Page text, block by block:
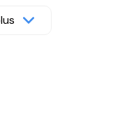
cave à vin au
de bien-être, à